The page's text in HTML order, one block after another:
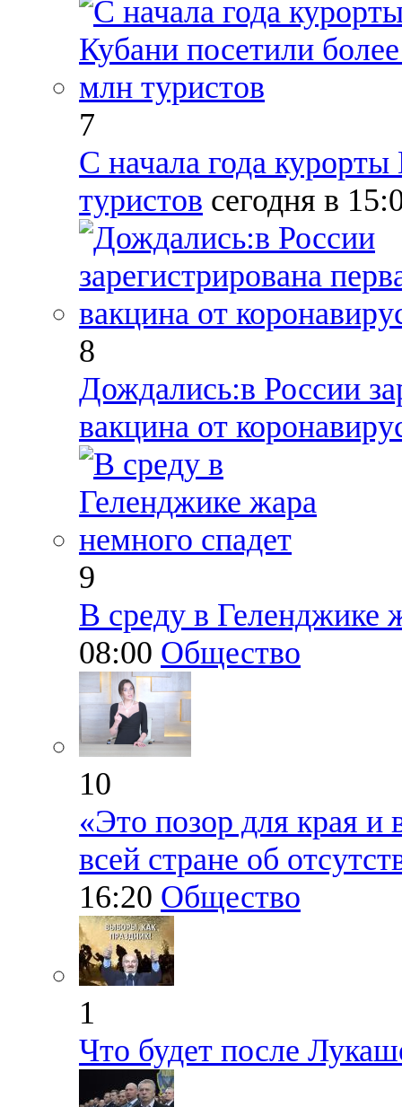
7
С начала года
туристов сегодня в
8
Дождались:в России
вакцина от
9
В среду в Геленджике
08:00 Общество
10
«Это позор для края и
всей стране об
16:20 Общество
1
Что будет после